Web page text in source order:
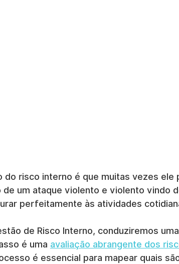
do risco interno é que muitas vezes
de um ataque violento e violento vindo
perfeitamente às atividades
de Risco Interno, conduziremos
é uma avaliação abrangente dos
é essencial para mapear quais